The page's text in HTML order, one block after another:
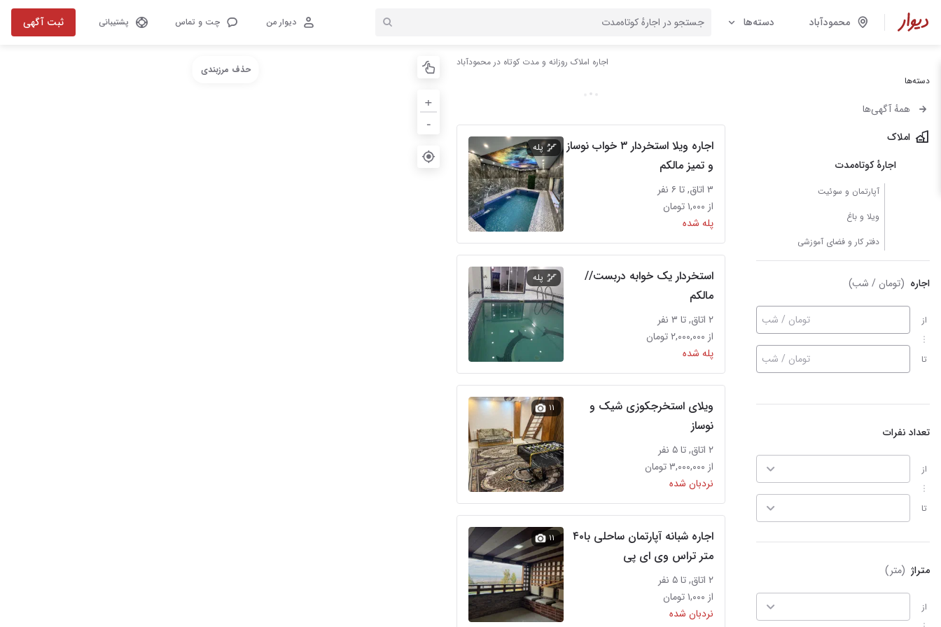
محمودآباد دسته‌ها دیوار من چت و تماس پشتیبانی ثبت آگهی
دسته‌ها
همهٔ آگهی‌ها
املاک
اجارهٔ کوتاه‌مدت
آپارتمان و سوئیت
ویلا و باغ
دفتر کار و فضای آموزشی
اجاره (تومان / شب)
از
تا
تومان / شب
تومان / شب
تعداد نفرات
از
تا
متراژ (متر)
از
اجاره املاک روزانه و مدت کوتاه در محمودآباد
اجاره ویلا استخردار ۳ خواب نوساز
و تمیز مالکم
۳ اتاق, تا ۶ نفر
از ۱,۰۰۰ تومان
پله شده
پله
استخردار یک خوابه دربست//
مالکم
۲ اتاق, تا ۳ نفر
از ۲,۰۰۰,۰۰۰ تومان
پله شده
پله
ویلای استخرجکوزی شیک و
نوساز
۲ اتاق, تا ۵ نفر
از ۳,۰۰۰,۰۰۰ تومان
نردبان شده
۱۱
اجاره شبانه آپارتمان ساحلی با۴۰
متر تراس وی ای پی
۲ اتاق, تا ۵ نفر
از ۱,۰۰۰ تومان
نردبان شده
۱۱
+
-
حذف مرزبندی